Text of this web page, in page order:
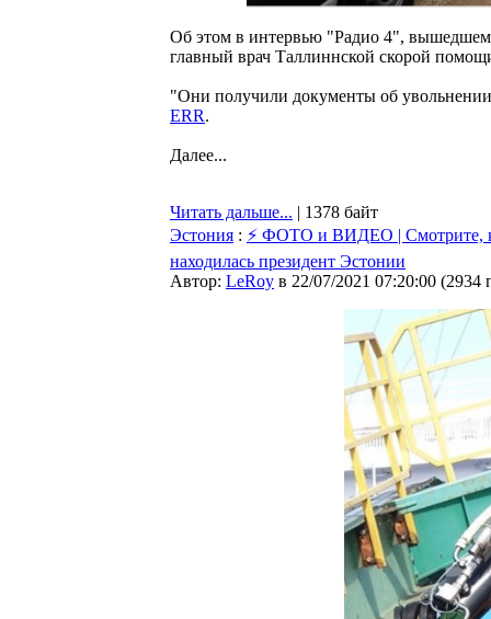
Об этом в интервью "Радио 4", вышедшем
главный врач Таллиннской скорой
"Они получили документы об
ERR.
Далее...
Читать дальше... | 1378 байт
Эстония : ⚡ ФОТО и ВИДЕО | Смотрите,
находилась президент Эстонии
Автор: LeRoy в 22/07/2021 07:20:00 (2934